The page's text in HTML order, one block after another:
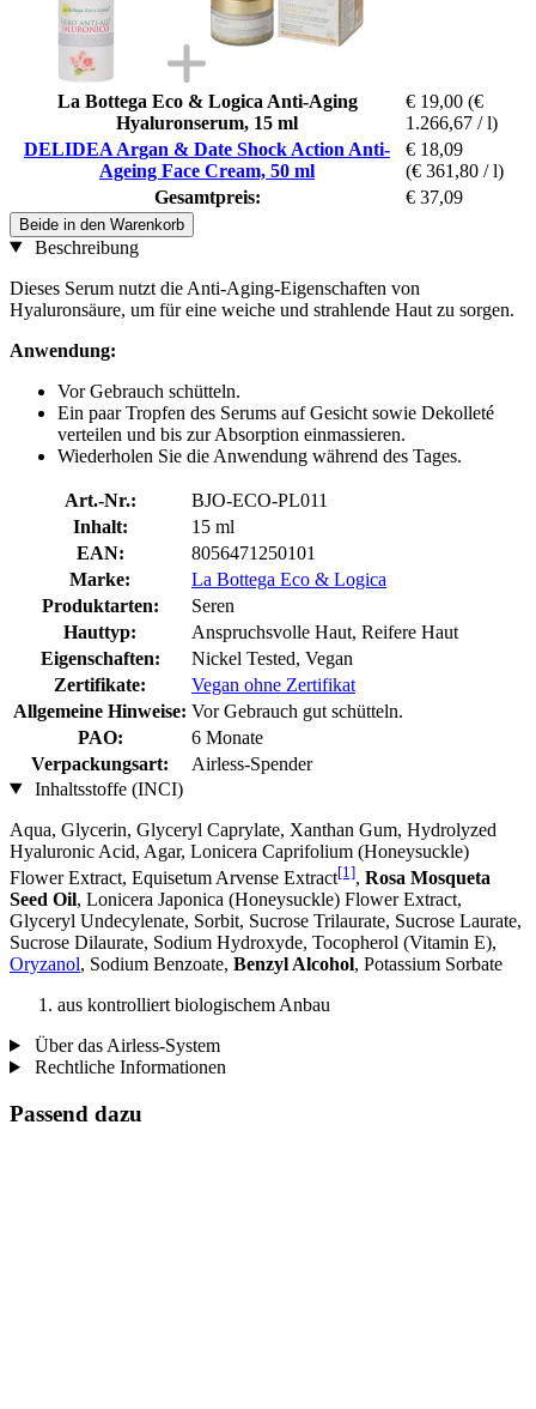
La Bottega Eco & Logica Anti-Aging
Hyaluronserum, 15 ml
€ 19,00 (€
1.266,67 / l)
DELIDEA Argan & Date Shock Action Anti-
Ageing Face Cream, 50 ml
€ 18,09
(€ 361,80 / l)
Gesamtpreis:
€ 37,09
Beide in den Warenkorb
Beschreibung
Dieses Serum nutzt die Anti-Aging-Eigenschaften von
Hyaluronsäure, um für eine weiche und strahlende Haut zu sorgen.
Anwendung:
Vor Gebrauch schütteln.
Ein paar Tropfen des Serums auf Gesicht sowie Dekolleté
verteilen und bis zur Absorption einmassieren.
Wiederholen Sie die Anwendung während des Tages.
Art.-Nr.:
BJO-ECO-PL011
Inhalt:
15 ml
EAN:
8056471250101
Marke:
La Bottega Eco & Logica
Produktarten:
Seren
Hauttyp:
Anspruchsvolle Haut, Reifere Haut
Eigenschaften:
Nickel Tested, Vegan
Zertifikate:
Vegan ohne Zertifikat
Allgemeine Hinweise: Vor Gebrauch gut schütteln.
PAO:
6 Monate
Verpackungsart:
Airless-Spender
Inhaltsstoffe (INCI)
Aqua, Glycerin, Glyceryl Caprylate, Xanthan Gum, Hydrolyzed
Hyaluronic Acid, Agar, Lonicera Caprifolium (Honeysuckle)
Flower Extract, Equisetum Arvense Extract[1], Rosa Mosqueta
Seed Oil, Lonicera Japonica (Honeysuckle) Flower Extract,
Glyceryl Undecylenate, Sorbit, Sucrose Trilaurate, Sucrose Laurate,
Sucrose Dilaurate, Sodium Hydroxyde, Tocopherol (Vitamin E),
Oryzanol, Sodium Benzoate, Benzyl Alcohol, Potassium Sorbate
aus kontrolliert biologischem Anbau
Über das Airless-System
Rechtliche Informationen
Passend dazu